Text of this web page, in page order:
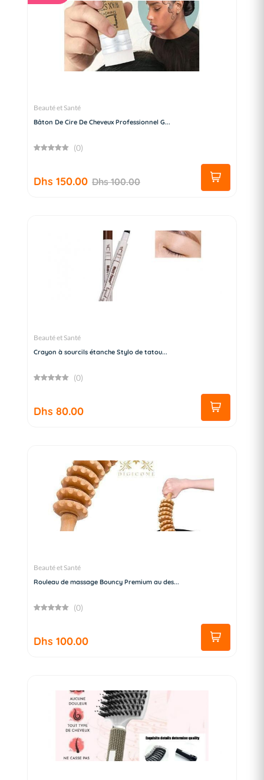
Beauté et Santé
Bâton De Cire De Cheveux Professionnel G...
(0)
Dhs 150.00 Dhs 100.00
Beauté et Santé
Crayon à sourcils étanche Stylo de tatou...
(0)
Dhs 80.00
Beauté et Santé
Rouleau de massage Bouncy Premium au des...
(0)
Dhs 100.00